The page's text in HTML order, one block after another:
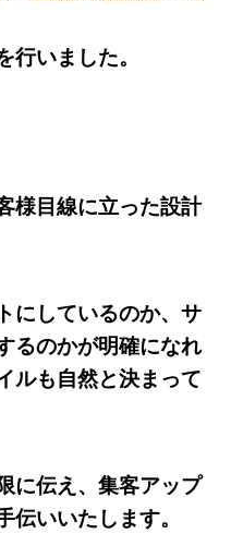
行いました。
様目線に立った設計
にしているのか、サ
るのかが明確になれ
ルも自然と決まって
に伝え、集客アップ
伝いいたします。